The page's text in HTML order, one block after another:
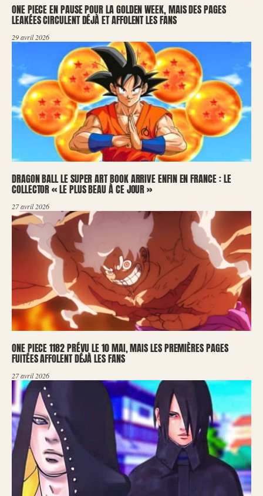
ONE PIECE EN PAUSE POUR LA GOLDEN WEEK, MAIS DES PAGES
LEAKÉES CIRCULENT DÉJÀ ET AFFOLENT LES FANS
29 avril 2026
DRAGON BALL LE SUPER ART BOOK ARRIVE ENFIN EN FRANCE : LE
COLLECTOR « LE PLUS BEAU À CE JOUR »
27 avril 2026
ONE PIECE 1182 PRÉVU LE 10 MAI, MAIS LES PREMIÈRES PAGES
FUITÉES AFFOLENT DÉJÀ LES FANS
27 avril 2026